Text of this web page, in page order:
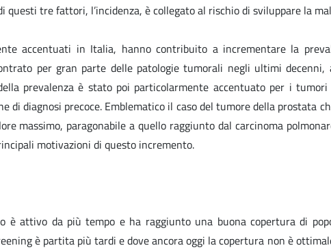
tre fattori, l’incidenza, è collegato al rischio di sviluppare la
accentuati in Italia, hanno contribuito a incrementare la
per gran parte delle patologie tumorali negli ultimi
prevalenza è stato poi particolarmente accentuato per i
diagnosi precoce. Emblematico il caso del tumore della prostata
massimo, paragonabile a quello raggiunto dal carcinoma
motivazioni di questo incremento.
è attivo da più tempo e ha raggiunto una buona copertura di
è partita più tardi e dove ancora oggi la copertura non è